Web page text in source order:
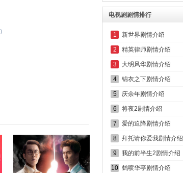
电视剧剧情排行
1 新世界剧情介绍
2 精英律师剧情介绍
3 大明风华剧情介绍
4 锦衣之下剧情介绍
5 庆余年剧情介绍
6 将夜2剧情介绍
7 爱的迫降剧情介绍
8 拜托请你爱我剧情介绍
9 我的前半生2剧情介绍
10 鹤唳华亭剧情介绍